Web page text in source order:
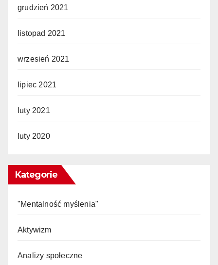
grudzień 2021
listopad 2021
wrzesień 2021
lipiec 2021
luty 2021
luty 2020
Kategorie
"Mentalność myślenia"
Aktywizm
Analizy społeczne